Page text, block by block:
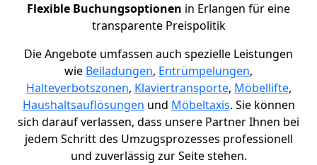
Flexible Buchungsoptionen in Erlangen für eine
transparente Preispolitik
Die Angebote umfassen auch spezielle Leistungen
wie Beiladungen, Entrümpelungen,
Halteverbotszonen, Klaviertransporte, Möbellifte,
Haushaltsauflösungen und Möbeltaxis. Sie können
sich darauf verlassen, dass unsere Partner Ihnen bei
jedem Schritt des Umzugsprozesses professionell
und zuverlässig zur Seite stehen.